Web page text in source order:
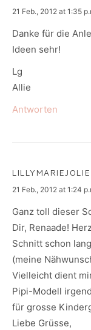
says:
21 Feb., 2012 at 1:35
Danke für die
Ideen sehr!
Lg
Allie
Antworten
LILLYMARIEJOLIE
says:
21 Feb., 2012 at 1:24
Ganz toll dieser
Dir, Renaade!
Schnitt schon
(meine
Vielleicht dient
Pipi-Modell
für grosse
Liebe Grüsse,